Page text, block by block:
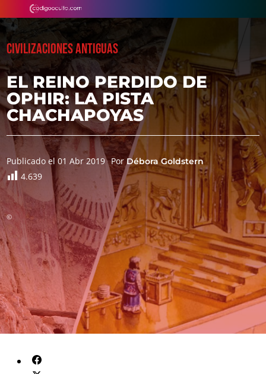
CIVILIZACIONES ANTIGUAS
EL REINO PERDIDO DE
OPHIR: LA PISTA
CHACHAPOYAS
Publicado el 01 Abr 2019 PorDébora Goldstern
4.639
©